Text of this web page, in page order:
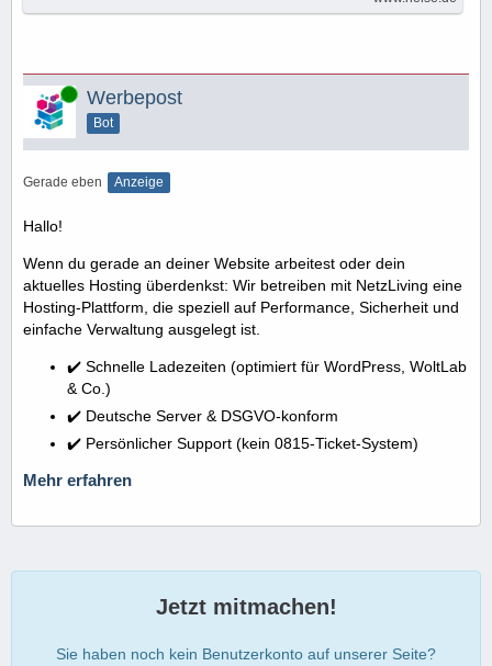
Online Werbepost
Bot
Gerade eben Anzeige
Hallo!
Wenn du gerade an deiner Website arbeitest oder dein
aktuelles Hosting überdenkst: Wir betreiben mit NetzLiving eine
Hosting-Plattform, die speziell auf Performance, Sicherheit und
einfache Verwaltung ausgelegt ist.
✔️ Schnelle Ladezeiten (optimiert für WordPress, WoltLab
& Co.)
✔️ Deutsche Server & DSGVO-konform
✔️ Persönlicher Support (kein 0815-Ticket-System)
Mehr erfahren
Jetzt mitmachen!
Sie haben noch kein Benutzerkonto auf unserer Seite?